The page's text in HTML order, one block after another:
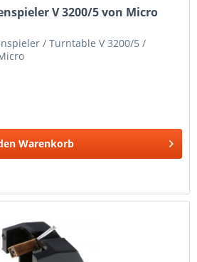
V 3200/5 von Micro
/ Turntable V 3200/5 /
Warenkorb